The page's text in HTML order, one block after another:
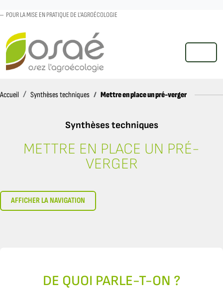
POUR LA MISE EN PRATIQUE DE L'AGROÉCOLOGIE
MENU
Accueil AccueilSynthèses techniques Mettre en place un pré-verger
Synthèses techniques
METTRE EN PLACE UN PRÉ-
VERGER
AFFICHER LA NAVIGATION
DE QUOI PARLE-T-ON ?